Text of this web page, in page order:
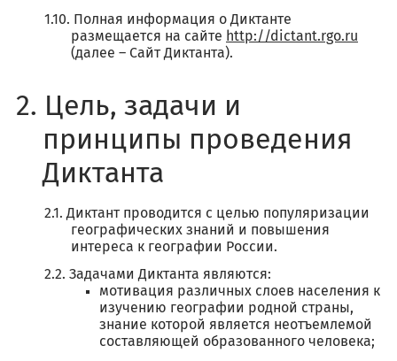
Полная информация о Диктанте
размещается на сайте http://dictant.rgo.ru
(далее – Сайт Диктанта).
Цель, задачи и
принципы проведения
Диктанта
Диктант проводится с целью популяризации
географических знаний и повышения
интереса к географии России.
Задачами Диктанта являются:
мотивация различных слоев населения к
изучению географии родной страны,
знание которой является неотъемлемой
составляющей образованного человека;